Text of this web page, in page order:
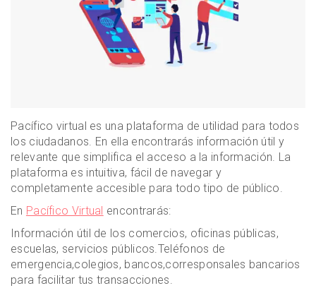
Pacífico virtual es una plataforma de utilidad para todos
los ciudadanos. En ella encontrarás información útil y
relevante que simplifica el acceso a la información. La
plataforma es intuitiva, fácil de navegar y
completamente accesible para todo tipo de público.
En Pacífico Virtual encontrarás:
Información útil de los comercios, oficinas públicas,
escuelas, servicios públicos.Teléfonos de
emergencia,colegios, bancos,corresponsales bancarios
para facilitar tus transacciones.